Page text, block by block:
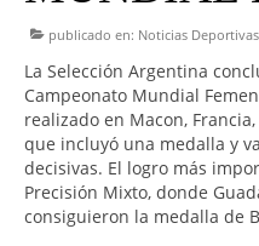
publicado en: Noticias Deportivas
La Selección Argentina
Campeonato Mundial
realizado en Macon,
que incluyó una medalla y
decisivas. El logro más
Precisión Mixto, donde
consiguieron la medalla de